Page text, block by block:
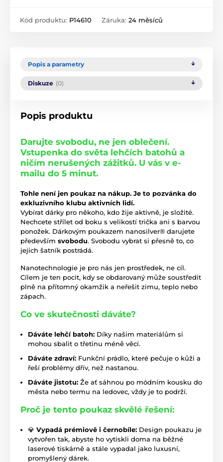
Kód produktu: P14610 Záruka: 24 měsíců
Popis a parametry
Diskuze (0)
Popis produktu
Darujte svobodu, ne jen oblečení.
Vstupenka do světa lehčích batohů a
ničím nerušených zážitků. U vás v e-
mailu do 5 minut.
Tohle není jen poukaz na nákup. Je to pozvánka do
exkluzivního klubu aktivních lidí.
Vybírat dárky pro někoho, kdo žije aktivně, je složité.
Nechcete střílet od boku s velikostí trička ani s barvou
ponožek. Dárkovým poukazem nanosilver® darujete
především svobodu. Svobodu vybrat si přesně to, co
jejich šatník postrádá.
Nanotechnologie je pro nás jen prostředek, ne cíl.
Cílem je ten pocit, kdy se obdarovaný může soustředit
plně na přítomný okamžik a neřešit zimu, teplo nebo
zápach.
Co ve skutečnosti dáváte?
Dáváte lehčí batoh: Díky našim materiálům si
mohou sbalit o třetinu méně věcí.
Dáváte zdraví: Funkční prádlo, které pečuje o kůži a
řeší problémy dřív, než nastanou.
Dáváte jistotu: Že ať sáhnou po módním kousku do
města nebo termu na ledovec, vždy je to podrží.
Proč je tento poukaz skvělé řešení:
💎 Vypadá prémiově i černobíle: Design poukazu je
vytvořen tak, abyste ho vytiskli doma na běžné
laserové tiskárně a stále vypadal jako luxusní,
promyšlený dárek.